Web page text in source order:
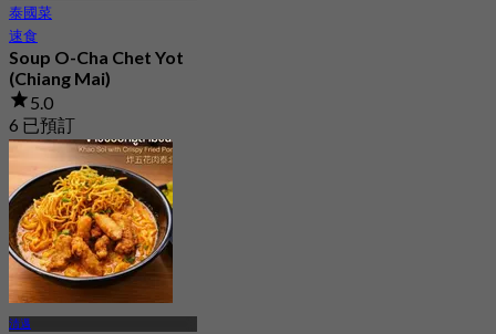
泰國菜
速食
Soup O-Cha Chet Yot
(Chiang Mai)
5.0
6 已預訂
起฿ 272.5
清邁